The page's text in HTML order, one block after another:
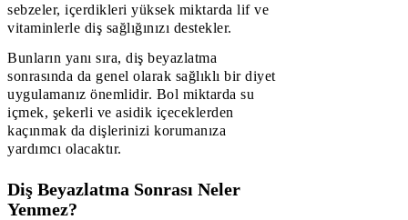
sebzeler, içerdikleri yüksek miktarda lif ve
vitaminlerle diş sağlığınızı destekler.
Bunların yanı sıra, diş beyazlatma
sonrasında da genel olarak sağlıklı bir diyet
uygulamanız önemlidir. Bol miktarda su
içmek, şekerli ve asidik içeceklerden
kaçınmak da dişlerinizi korumanıza
yardımcı olacaktır.
Diş Beyazlatma Sonrası Neler
Yenmez?